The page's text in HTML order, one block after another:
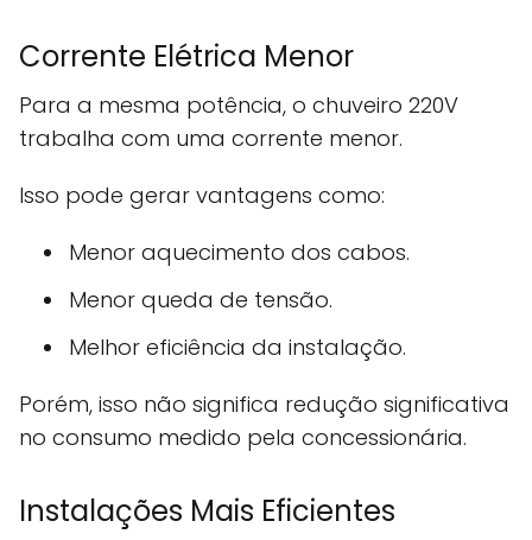
Corrente Elétrica Menor
Para a mesma potência, o chuveiro 220V
trabalha com uma corrente menor.
Isso pode gerar vantagens como:
Menor aquecimento dos cabos.
Menor queda de tensão.
Melhor eficiência da instalação.
Porém, isso não significa redução significativa
no consumo medido pela concessionária.
Instalações Mais Eficientes